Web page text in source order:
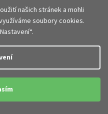
našich stránek a mohli
soubory cookies.
kompatibilita
Galaxy A72 5G
i konektory
telefonu